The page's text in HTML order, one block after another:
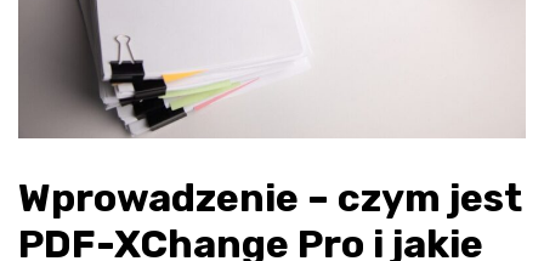
Wprowadzenie – czym jest
PDF-XChange Pro i jakie